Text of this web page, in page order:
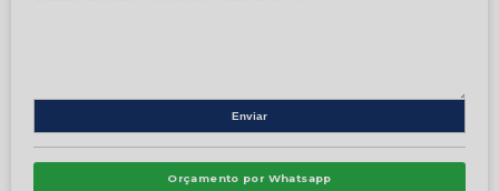
Orçamento por Whatsapp